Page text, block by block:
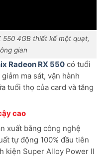
550 4GB thiết kế một quạt,
gian
Radeon RX 550 có tuổi
ma sát, vận hành
tuổi thọ của card và tăng
cao
xuất bằng công nghệ
tự động 100% đầu tiên
kiện Super Alloy Power II